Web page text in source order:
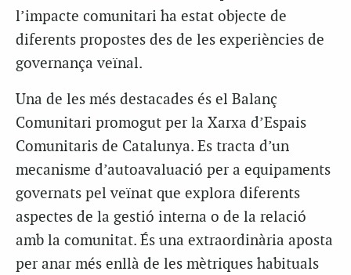
l’impacte comunitari ha estat objecte de
diferents propostes des de les experiències de
governança veïnal.
Una de les més destacades és el Balanç
Comunitari promogut per la Xarxa d’Espais
Comunitaris de Catalunya. Es tracta d’un
mecanisme d’autoavaluació per a equipaments
governats pel veïnat que explora diferents
aspectes de la gestió interna o de la relació
amb la comunitat. És una extraordinària aposta
per anar més enllà de les mètriques habituals